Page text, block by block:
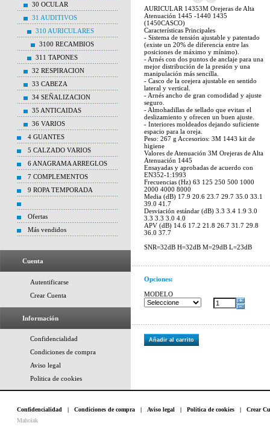
30 OCULAR
31 AUDITIVOS
310 AURICULARES
3100 RECAMBIOS
311 TAPONES
32 RESPIRACION
33 CABEZA
34 SEÑALIZACION
35 ANTICAIDAS
36 VARIOS
4 GUANTES
5 CALZADO VARIOS
6 ANAGRAMA ARREGLOS
7 COMPLEMENTOS
9 ROPA TEMPORADA
Ofertas
Más vendidos
Cuenta
Autentificarse
Crear Cuenta
Información
Confidencialidad
Condiciones de compra
Aviso legal
Politica de cookies
AURICULAR 14353M Orejeras de Alta
Atenuación 1445 -1440 1435
(1450CASCO)
Características Principales
- Sistema de tensión ajustable y patentado
(existe un 20% de diferencia entre las
posiciones de máximo y mínimo).
- Arnés con dos puntos de anclaje para una
mejor distribución de la presión y una
manipulación más sencilla.
- Casco de la orejera ajustable en sentido
lateral y vertical.
- Arnés ancho de gran comodidad y ajuste
seguro.
- Almohadillas de sellado que evitan el
deslizamiento y ofrecen un buen ajuste.
- Interiores moldeados dejando suficiente
espacio para la oreja.
Peso: 267 g Accesorios: 3M 1443 kit de
higiene
Valores de Atenuación 3M Orejeras de Alta
Atenuación 1445
Ensayadas y aprobadas de acuerdo con
EN352-1:1993
Frecuencias (Hz) 63 125 250 500 1000
2000 4000 8000
Media (dB) 17.9 20.6 23.7 29.7 35.0 33.1
39.0 41.7
Desviación estándar (dB) 3.3 3.4 1.9 3.0
3.3 3.3 3.0 4.0
APV (dB) 14.6 17.2 21.8 26.7 31.7 29.8
36.0 37.7
SNR=32dB H=32dB M=29dB L=23dB
Opciones:
MODELO
Añadir al carrito
Confidencialidad | Condiciones de compra | Aviso legal | Politica de cookies | Crear
Mahoiak